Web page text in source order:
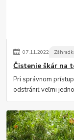
07.11.2022
Čistenie škár na
Pri správnom
odstrániť veľmi